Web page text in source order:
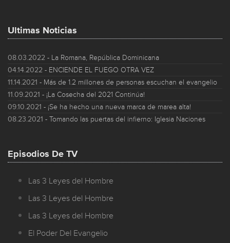
Ultimas Noticias
08.03.2022 - La Romana, República Dominicana
04.14.2022 - ENCIENDE EL FUEGO OTRA VEZ
11.14.2021 - Más de 1.2 millones de personas escuchan el evangelio
11.09.2021 - ¡La Cosecha del 2021 Continúa!
09.10.2021 - ¡Se ha hecho una nueva marca de marea alta!
08.23.2021 - Tomando las puertas del infierno: Iglesia Naciones
Episodios De TV
Las 3 Leyes del Hombre
Las 3 Leyes del Hombre
Las 3 Leyes del Hombre
El Poder Del Evangelio